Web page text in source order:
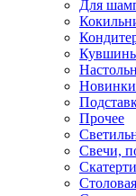
Для
Новинки
Прочее
Свечи,